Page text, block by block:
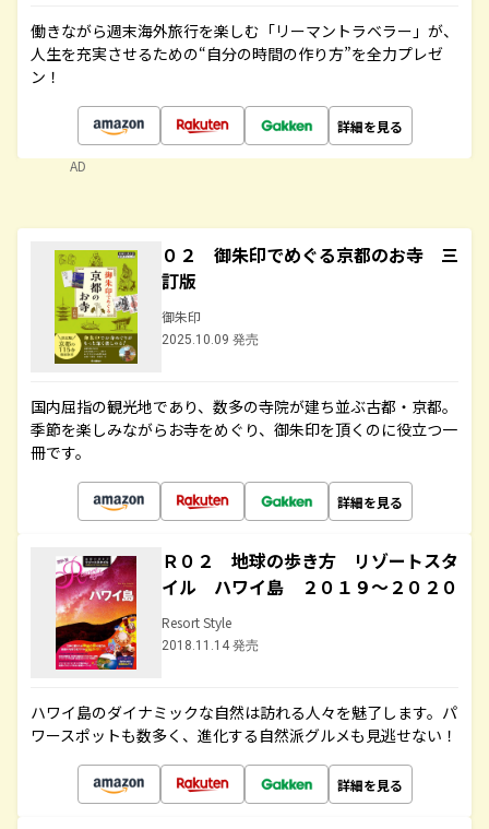
働きながら週末海外旅行を楽しむ「リーマントラベラー」が、
人生を充実させるための“自分の時間の作り方”を全力プレゼ
ン！
詳細を見る
AD
０２ 御朱印でめぐる京都のお寺 三
訂版
御朱印
2025.10.09 発売
国内屈指の観光地であり、数多の寺院が建ち並ぶ古都・京都。
季節を楽しみながらお寺をめぐり、御朱印を頂くのに役立つ一
冊です。
詳細を見る
Ｒ０２ 地球の歩き方 リゾートスタ
イル ハワイ島 ２０１９～２０２０
Resort Style
2018.11.14 発売
ハワイ島のダイナミックな自然は訪れる人々を魅了します。パ
ワースポットも数多く、進化する自然派グルメも見逃せない！
詳細を見る